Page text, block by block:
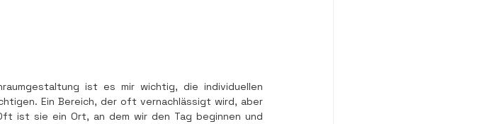
ist es mir wichtig, die individuellen
Ein Bereich, der oft vernachlässigt wird, aber
ist sie ein Ort, an dem wir den Tag beginnen und